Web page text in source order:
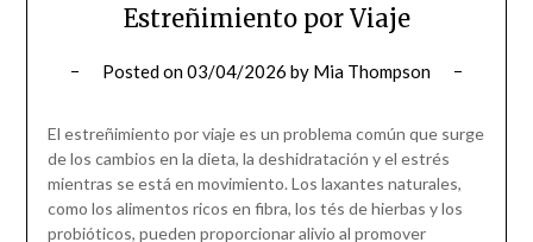
Estreñimiento por Viaje
Posted on03/04/2026 by Mia Thompson
El estreñimiento por viaje es un problema común que surge
de los cambios en la dieta, la deshidratación y el estrés
mientras se está en movimiento. Los laxantes naturales,
como los alimentos ricos en fibra, los tés de hierbas y los
probióticos, pueden proporcionar alivio al promover